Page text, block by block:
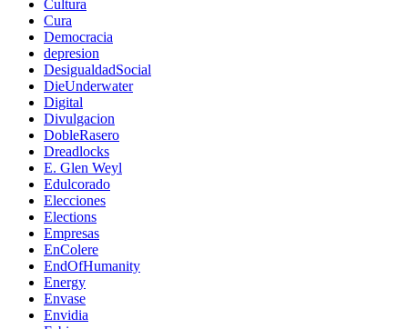
Cultura
Cura
Democracia
depresion
DesigualdadSocial
DieUnderwater
Digital
Divulgacion
DobleRasero
Dreadlocks
E. Glen Weyl
Edulcorado
Elecciones
Elections
Empresas
EnColere
EndOfHumanity
Energy
Envase
Envidia